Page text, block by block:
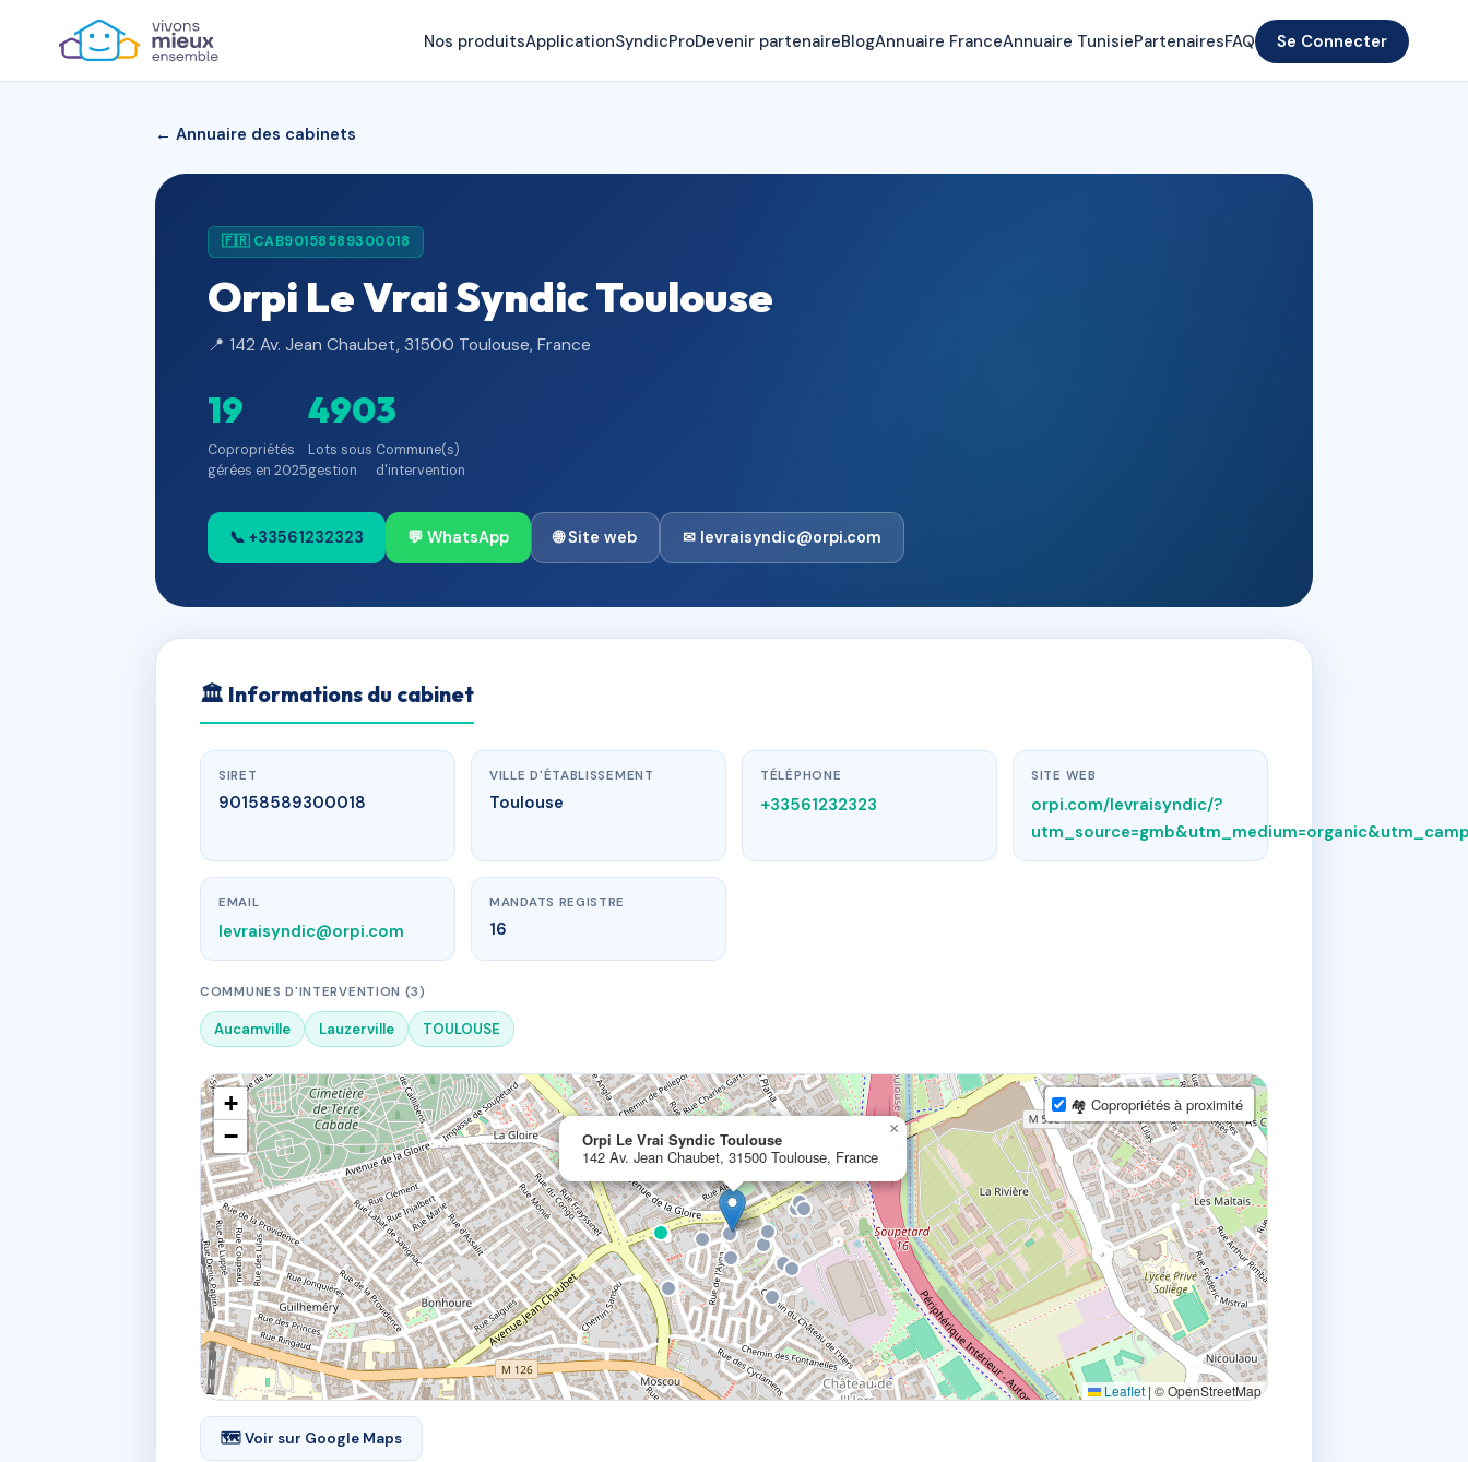
Nos produitsApplicationSyndicProDevenir partenaireBlogAnnuaire FranceAnnuaire TunisiePartenairesFAQ Se Connecter
← Annuaire des cabinets
🇫🇷 CAB90158589300018
Orpi Le Vrai Syndic Toulouse
📍 142 Av. Jean Chaubet, 31500 Toulouse, France
19
Copropriétés
gérées en 2025
490
Lots sous
gestion
3
Commune(s)
d'intervention
📞 +33561232323 💬 WhatsApp 🌐 Site web ✉ levraisyndic@orpi.com
🏛 Informations du cabinet
SIRET
90158589300018
VILLE D'ÉTABLISSEMENT
Toulouse
TÉLÉPHONE
+33561232323
SITE WEB
orpi.com/levraisyndic/?
EMAIL
levraisyndic@orpi.com
MANDATS REGISTRE
16
COMMUNES D'INTERVENTION (3)
Aucamville Lauzerville TOULOUSE
Orpi Le Vrai Syndic Toulouse
142 Av. Jean Chaubet, 31500 Toulouse, France
×
+
−
🏘 Copropriétés à proximité
Leaflet | © OpenStreetMap
🗺 Voir sur Google Maps